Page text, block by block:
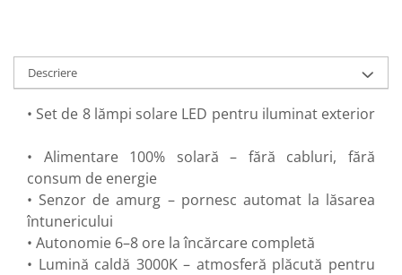
Rindele electrice
Scule electrice
Accesorii pentru polizor
Accesorii scule electrice
Compresoare aer
Fierastrau sabie
Fierăstrău circular
Flexuri
Descriere
• Set de 8 lămpi solare LED pentru iluminat exterior
• Alimentare 100% solară – fără cabluri, fără
consum de energie
• Senzor de amurg – pornesc automat la lăsarea
întunericului
• Autonomie 6–8 ore la încărcare completă
• Lumină caldă 3000K – atmosferă plăcută pentru